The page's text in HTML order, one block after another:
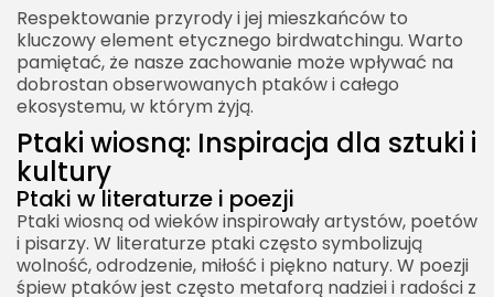
Respektowanie przyrody i jej mieszkańców to
kluczowy element etycznego birdwatchingu. Warto
pamiętać, że nasze zachowanie może wpływać na
dobrostan obserwowanych ptaków i całego
ekosystemu, w którym żyją.
Ptaki wiosną: Inspiracja dla sztuki i
kultury
Ptaki w literaturze i poezji
Ptaki wiosną od wieków inspirowały artystów, poetów
i pisarzy. W literaturze ptaki często symbolizują
wolność, odrodzenie, miłość i piękno natury. W poezji
śpiew ptaków jest często metaforą nadziei i radości z